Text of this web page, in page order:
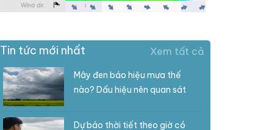
Tin tức mới nhất Xem tất cả
Mây đen báo hiệu mưa thế
nào? Dấu hiệu nên quan sát
Dự báo thời tiết theo giờ có